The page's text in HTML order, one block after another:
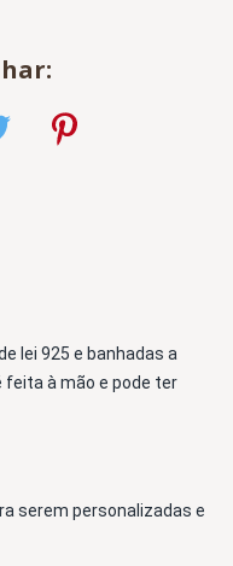
lei 925 e banhadas a
feita à mão e pode ter
serem personalizadas e